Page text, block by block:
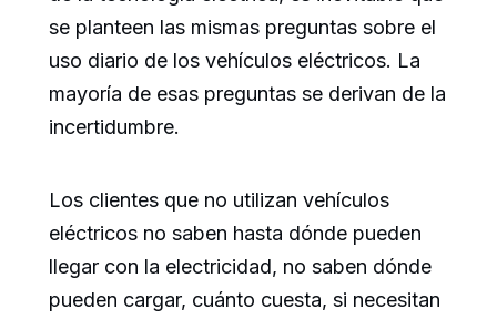
se planteen las mismas preguntas sobre el
uso diario de los vehículos eléctricos. La
mayoría de esas preguntas se derivan de la
incertidumbre.
Los clientes que no utilizan vehículos
eléctricos no saben hasta dónde pueden
llegar con la electricidad, no saben dónde
pueden cargar, cuánto cuesta, si necesitan